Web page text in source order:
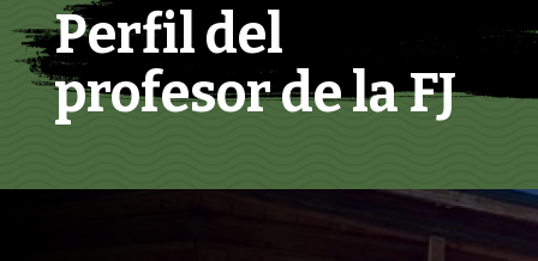
Perfil del
profesor de la FJ